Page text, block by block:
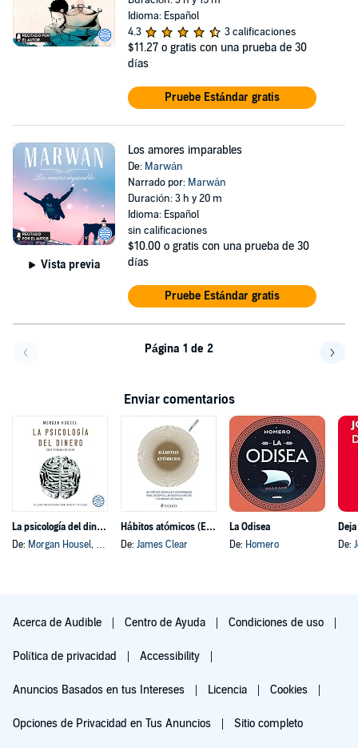
Idioma: Español
4.3
3 calificaciones
$11.27 o gratis con una prueba de 30
días
Pruebe Estándar gratis
Vista previa
Los amores imparables
De: Marwán
Narrado por: Marwán
Duración: 3 h y 20 m
Idioma: Español
sin calificaciones
$10.00 o gratis con una prueba de 30
días
Pruebe Estándar gratis
Página 1 de 2
Enviar comentarios
La psicología del dinero
De: Morgan Housel, y otros
Hábitos atómicos (Español neutro)
De: James Clear
La Odisea
De: Homero
De:
Acerca de Audible Centro de Ayuda Condiciones de uso
Política de privacidad Accessibility
Anuncios Basados en tus Intereses Licencia Cookies
Opciones de Privacidad en Tus Anuncios Sitio completo